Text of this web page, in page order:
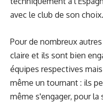
avec le club de son choix.
Pour de nombreux
claire et ils sont bien
équipes respectives
même un tournant : ils
même s'engager, pour